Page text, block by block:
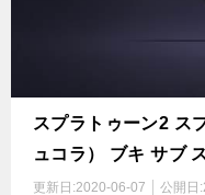
スプラトゥーン2 ス
ュコラ） ブキ サブ
更新日:2020-06-07 公開日: